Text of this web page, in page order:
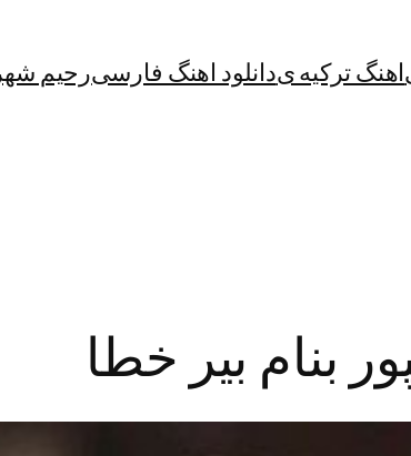
اهنگ ترکیه یدانلود اهنگ فارسیرحیم
بنام بیر خطا